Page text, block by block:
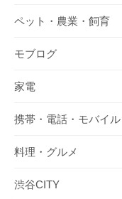
ペット・農業・飼育
モブログ
家電
携帯・電話・モバイル
料理・グルメ
渋谷CITY